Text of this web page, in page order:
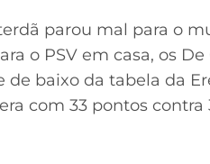
parou mal para o
o PSV em casa, os
de baixo da tabela da
com 33 pontos contra